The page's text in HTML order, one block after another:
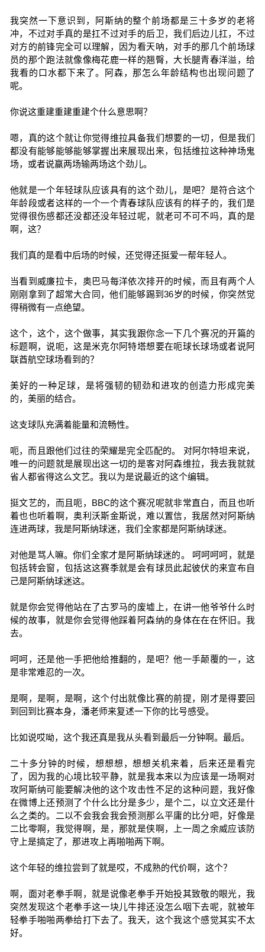
我突然一下意识到，阿斯纳的整个前场都是三十多岁的老将
冲，不过对手真的是扛不过对手的后卫，我们后边儿扛，不过
对方的前锋完全可以理解，因为看天呐，对手的那几个前场球
员的那个跑法就像像梅花鹿一样的翘臀，大长腿青春洋溢，给
我看的口水都下来了。阿森，那怎么年龄结构也出现问题了
呢。
你说这重建重建重建个什么意思啊？
嗯，真的这个就让你觉得维拉具备我们想要的一切，但是我们
都没有能够能够能够掌握出来展现出来，包括维拉这种神场鬼
场，或者说赢两场输两场这个劲儿。
他就是一个年轻球队应该具有的这个劲儿，是吧？是符合这个
年龄段或者这样的一个一个青春球队应该有的样子的，我们是
觉得很伤感都还没都还没年轻过呢，就老可不可不吗，真的是
啊，这？
我们真的是看中后场的时候，还觉得还挺爱一帮年轻人。
当看到威廉拉卡，奥巴马每洋依次排开的时候，而且有两个人
刚刚拿到了超常大合同，他们能够踢到36岁的时候，你突然觉
得稍微有一点绝望。
这个，这个，这个做事，其实我跟你念一下几个赛况的开篇的
标题啊，说呃，这是米克尔阿特塔想要在呃球长球场或者说阿
联酋航空球场看到的？
美好的一种足球，是将强韧的韧劲和进攻的创造力形成完美
的，美丽的结合。
这支球队充满着能量和流畅性。
呃，而且跟他们过往的荣耀是完全匹配的。 对阿尔特坦来说，
唯一的问题就是展现出这一切的是客对阿森维拉，我去我就就
省人都省得这么文艺。我以为是说最近的这个编辑。
挺文艺的，而且呃，BBC的这个赛况呢就非常直白，而且也听
着也也听着啊，奥利沃斯金斯说，难以置信，我居然对阿斯纳
连进两球，我是阿斯纳球迷，我们全家都是阿斯纳球迷。
对他是骂人嘛。你们全家才是阿斯纳球迷的。 呵呵呵呵，就是
包括转会窗，包括这这赛季就是会有球员此起彼伏的来宣布自
己是阿斯纳球迷这。
就是你会觉得他站在了古罗马的废墟上，在讲一他爷爷什么时
候的故事，就是你会觉得他踩着阿森纳的身体在在在怀旧。我
去。
呵呵，还是他一手把他给推翻的，是吧？他一手颠覆的一，这
是非常难忍的一次。
是啊，是啊，是啊，这个付出就像比赛的前提，刚才是得要回
到回到比赛本身，潘老师来复述一下你的比号感受。
比如说哎呦，这个我还真是我从头看到最后一分钟啊。最后。
二十多分钟的时候，想想想，想想关机来着，后来还是看完
了，因为我的心境比较平静，就是我本来以为应该是一场啊对
攻阿斯纳可能要解决他的这个攻击性不足的这种问题，我好像
在微博上还预测了个什么比分是多少，是个二，以立文还是什
么之类的。二以不会我会我会预测那么平庸的比分吧，好像是
二比零啊，我觉得啊，是，那就是侠啊，上一周之余威应该防
守上是搞定了，那进攻上再啪啪两下啊。
这个年轻的维拉尝到了就是哎，不成熟的代价啊，这个？
啊，面对老拳手啊，就是说像老拳手开始投其致敬的眼光，我
突然发现这个老拳手这一块儿牛排还没怎么咽下去呢，就被年
轻拳手啪啪两拳给打下去了。我天，这个我这个感觉其实不太
好。